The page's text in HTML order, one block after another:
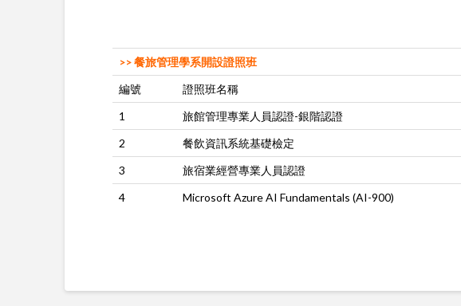
>> 餐旅管理學系開設證照班
編號
證照班名稱
1
旅館管理專業人員認證-銀階認證
2
餐飲資訊系統基礎檢定
3
旅宿業經營專業人員認證
4
Microsoft Azure AI Fundamentals (AI-900)